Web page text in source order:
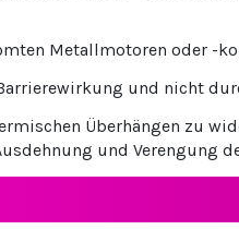
Metallmotoren oder -
und nicht
Überhängen zu
und Verengung